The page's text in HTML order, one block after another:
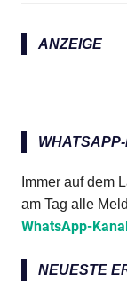
ANZEIGE
Immer auf dem
am Tag alle
WhatsApp-Kanal
NEUESTE